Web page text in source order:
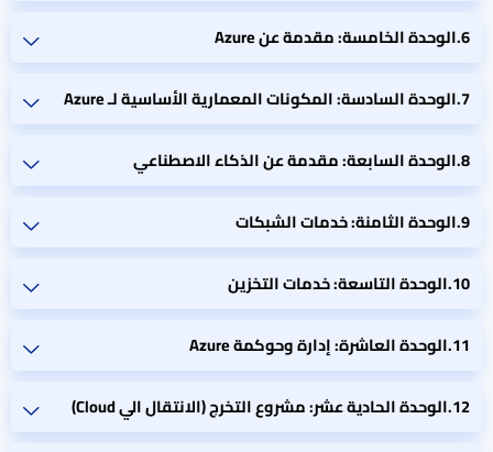
الوحدة الخامسة: مقدمة عن Azure
الوحدة السادسة: المكونات المعمارية الأساسية لـ Azure
الوحدة السابعة: مقدمة عن الذكاء الاصطناعي
الوحدة الثامنة: خدمات الشبكات
الوحدة التاسعة: خدمات التخزين
الوحدة العاشرة: إدارة وحوكمة Azure
الوحدة الحادية عشر: مشروع التخرج (الانتقال الي Cloud)